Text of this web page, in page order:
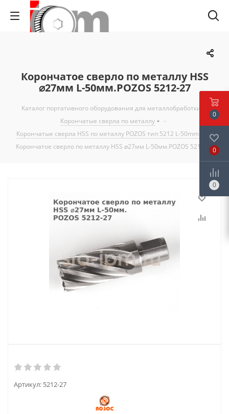
Корончатое сверло по металлу HSS
⌀27мм L-50мм.POZOS 5212-27
Каталог портативного оборудования для металлобработки
Корончатые сверла по металлу
-
Корончатые сверла HSS по металлу POZOS тип 5212 L-50mm
-
Корончатое сверло по металлу HSS ⌀27мм L-50мм.POZOS 5212-27
Артикул: 5212-27
0
0
0